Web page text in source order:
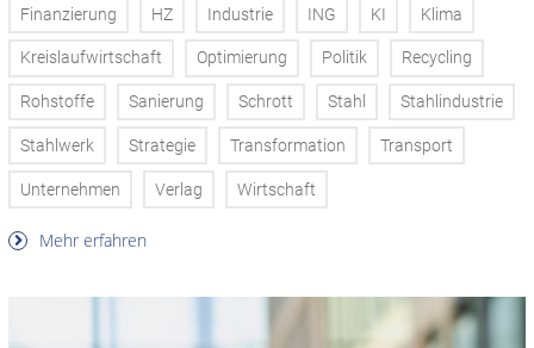
Finanzierung HZ Industrie ING KI Klima
Kreislaufwirtschaft Optimierung Politik Recycling
Rohstoffe Sanierung Schrott Stahl Stahlindustrie
Stahlwerk Strategie Transformation Transport
Unternehmen Verlag Wirtschaft
Mehr erfahren